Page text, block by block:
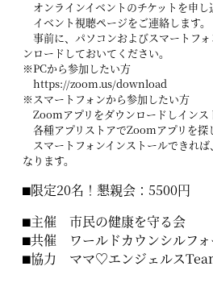
オンラインイベントのチケットを申し
イベント視聴ページをご連絡します。
事前に、パソコンおよびスマートフ
ンロードしておいてください。
※PCから参加したい方
https://zoom.us/download
※スマートフォンから参加したい方
Zoomアプリをダウンロードしインス
各種アプリストアでZoomアプリを探
スマートフォンインストールできれ
なります。
⬛︎限定20名！懇親会：5500円
⬛︎主催 市民の健康を守る会
⬛︎共催 ワールドカウンシルフ
⬛︎協力 ママ♡エンジェルス